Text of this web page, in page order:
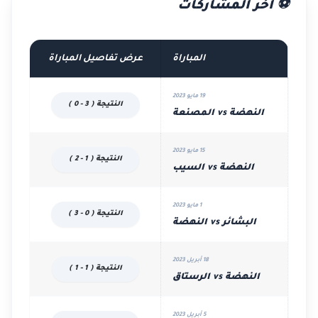
⚽ آخر المشاركات
المباراة عرض تفاصيل المباراة
19 مايو 2023
النهضة vs المصنعة
النتيجة ( 3 - 0 )
15 مايو 2023
النهضة vs السيب
النتيجة ( 1 - 2 )
1 مايو 2023
البشائر vs النهضة
النتيجة ( 0 - 3 )
18 أبريل 2023
النهضة vs الرستاق
النتيجة ( 1 - 1 )
5 أبريل 2023